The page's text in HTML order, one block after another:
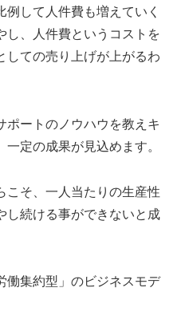
して人件費も増えていく
し、人件費というコストを
しての売り上げが上がるわ
ポートのノウハウを教えキ
定の成果が見込めます。
こそ、一人当たりの生産性
し続ける事ができないと成
働集約型」のビジネスモデ